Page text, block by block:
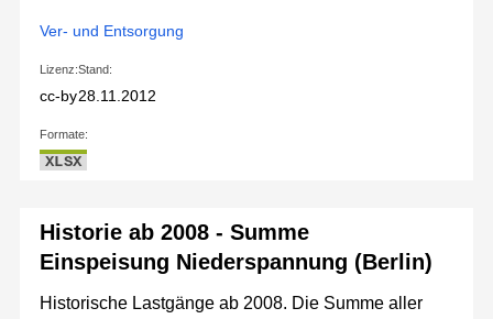
Ver- und Entsorgung
Lizenz:
cc-by
Stand:
28.11.2012
Formate:
XLSX
Historie ab 2008 - Summe
Einspeisung Niederspannung (Berlin)
Historische Lastgänge ab 2008. Die Summe aller